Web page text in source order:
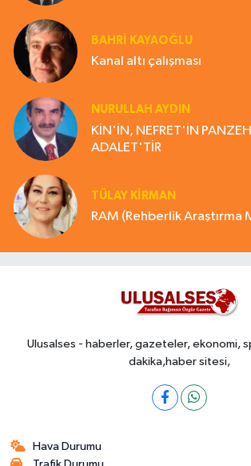
BAHRI KAYAOĞLU
Kanal altı çalışması
NURULLAH AYDIN
KİN'İN, NEFRET'İN
ADALET'TİR
TÜLAY KİRMAN
Ulusalses - haberler, gazeteler, ekonomi,
dakika,haber sitesi,
Hava Durumu